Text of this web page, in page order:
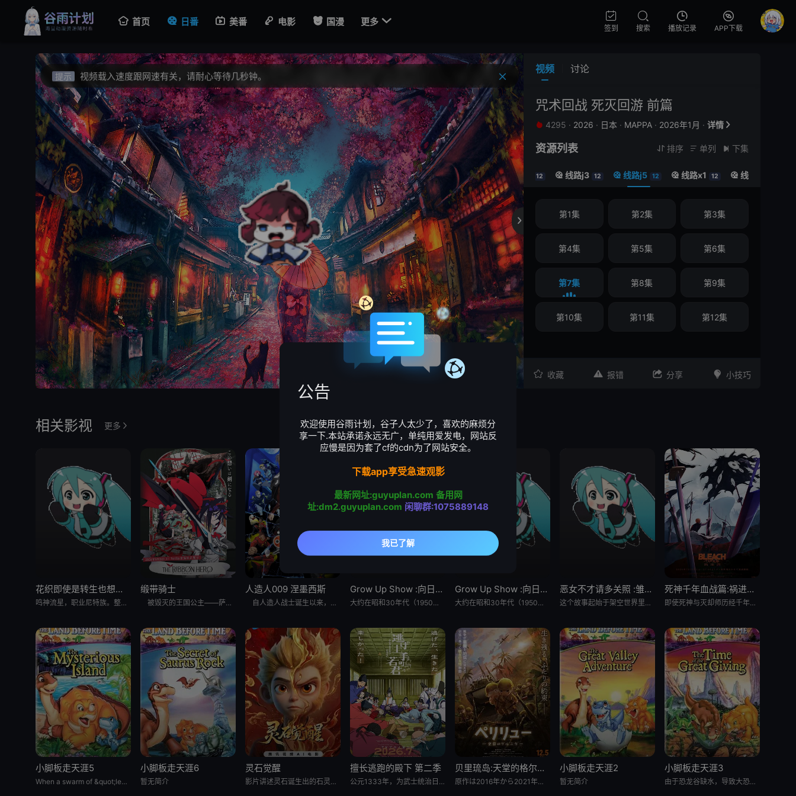
首页 日番 美番 电影 国漫 更多 
签到 搜索 播放记录 APP下载

提示 不要轻易相信视频中的广告，谨防上当受骗!
提示 如果无法播放请重新刷新页面，或者切换线路。
提示 视频载入速度跟网速有关，请耐心等待几秒钟。
提示 不要轻易相信视频中的广告，谨防上当受骗!
视频 讨论
咒术回战 死灭回游 前篇
 4295 · 2026 · 日本 · MAPPA · 2026年1月 · 详情 
 收藏  报错  分享  小技巧
资源列表  排序  单列  下集
线路c1 9 线路c2 9 线路j1 12 线路j2 12  线路j3 12  线路j5 12  线路x1 12  线路x2
第1集 第2集 第3集
第4集 第5集 第6集
第7集 第8集 第9集
第10集 第11集 第12集
相关影视 更多
花织即使是转生也想打架
鸣神流星，职业尼特族。整天足不出户、沉迷游戏，但其实在另一个世界里，他曾是个魔王！而曾经打倒流星的勇者、如今是名女高中生的花织米蒂娅，竟找上门来！与米蒂娅重逢后，流星从尼特族重返社会，当上了御剑女子高
缎带骑士
被毁灭的王国公主——萨菲娅。 灾厄“内尔伽勒”夺走了她故乡希尔弗兰的一切，她在绝望的尽头，抵达了戈尔德兰。 她怀抱着过往，在人们的温柔相待中，开始觅得一丝微小的希望。 然而，仿佛是为了嘲弄这份
人造人009 涅墨西斯
自人造人战士诞生以来，他们在半个多世纪中，一直守护着人们免受种种威胁和平的敌人的侵袭。 然而，战斗仍在继续—— 而如今，一支由9名人造人组成的集团“涅墨西斯”出现了，他们坚信——仅凭009他们，
Grow Up Show :向日葵马戏团:
大约在昭和30年代（1950年代中期至1960年代中期），以正处于经济高度成长期的日本为背景，那是一个马戏团作为主流娱乐、深深融入人们日常生活的时代。 为了争夺只有顶尖马戏团才被允许参加的世界级盛典
Grow Up Show :向日葵马戏团:
大约在昭和30年代（1950年代中期至1960年代中期），以正处于经济高度成长期的日本为背景，那是一个马戏团作为主流娱乐、深深融入人们日常生活的时代。 为了争夺只有顶尖马戏团才被允许参加的世界级盛典
恶女不才请多关照 :雏宫蝶鼠换身传:
这个故事起始于架空世界里名为「咏国」的虚构国度。为了培育下一任妃子，会从五大家族中各选一名少女进入宫殿——「雏宫」。进入后宫的少女成为雏女，在雏宫接受做为未来皇后的养成教育。 名门之一、美丽又睿智的
死神千年血战篇:祸进谭:动漫
即使死神与灭却师历经千年的血战尽头，毁灭的未来已隐约可见── &nbsp; &nbsp; &nbsp; &nbsp; &nbsp; &nbsp; &nbsp; &nbsp; &nbsp; &nbsp;
小脚板走天涯5
When a swarm of &quot;leaf-gobblers&quot; devours all
小脚板走天涯6
暂无简介
灵石觉醒
影片讲述灵石诞生出的石灵儿，被石矶娘娘收养。哪吒误伤石矶徒弟，太乙真人偏袒哪吒，锁住石矶。石灵儿为救母学艺，却
擅长逃跑的殿下 第二季
公元1333年，为武士统治日本奠定基石的镰仓幕府，因其所信任的幕臣——足利尊氏的谋反而宣告灭亡。 &nbsp; &nbsp; &nbsp; &nbsp; &nbsp; &nbsp; &nbsp; &n
贝里琉岛:天堂的格尔尼卡:
原作は2016年から2021年までヤングアニマル（白泉社）にて连载され、2017年度の日本漫画家协会赏の优
小脚板走天涯2
暂无简介
小脚板走天涯3
由于恐龙谷缺水，导致大恐龙们反目成仇，“小足”和它四位朋友为此展开寻水之旅。一路上，小恐龙们历经暴龙的攻击
公告
欢迎使用谷雨计划，谷子人太少了，喜欢的麻烦分
享一下.本站承诺永远无广，单纯用爱发电，网站反
应慢是因为套了cf的cdn为了网站安全。
下载app享受急速观影
最新网址:guyuplan.com 备用网
址:dm2.guyuplan.com 闲聊群:1075889148